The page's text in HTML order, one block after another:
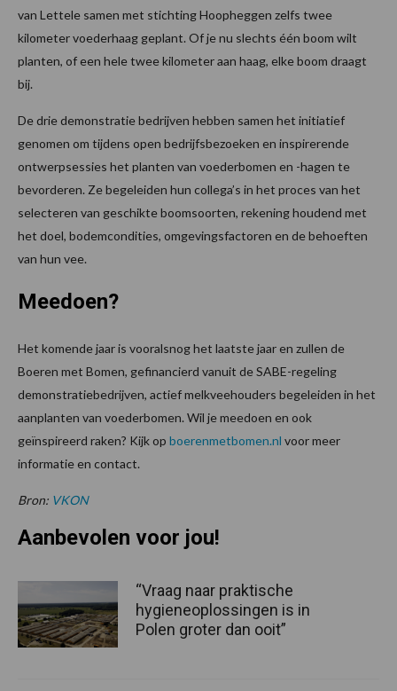
van Lettele samen met stichting Hoopheggen zelfs twee
kilometer voederhaag geplant. Of je nu slechts één boom wilt
planten, of een hele twee kilometer aan haag, elke boom draagt
bij.
De drie demonstratie bedrijven hebben samen het initiatief
genomen om tijdens open bedrijfsbezoeken en inspirerende
ontwerpsessies het planten van voederbomen en -hagen te
bevorderen. Ze begeleiden hun collega’s in het proces van het
selecteren van geschikte boomsoorten, rekening houdend met
het doel, bodemcondities, omgevingsfactoren en de behoeften
van hun vee.
Meedoen?
Het komende jaar is vooralsnog het laatste jaar en zullen de
Boeren met Bomen, gefinancierd vanuit de SABE-regeling
demonstratiebedrijven, actief melkveehouders begeleiden in het
aanplanten van voederbomen. Wil je meedoen en ook
geïnspireerd raken? Kijk op boerenmetbomen.nl voor meer
informatie en contact.
Bron: VKON
Aanbevolen voor jou!
“Vraag naar praktische
hygieneoplossingen is in
Polen groter dan ooit”